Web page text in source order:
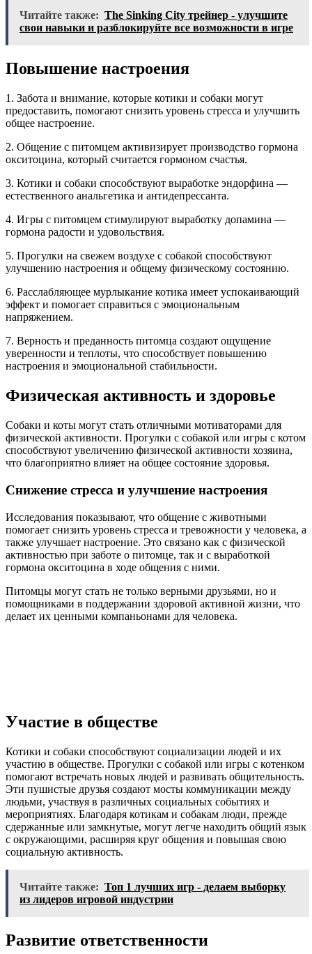
Читайте также: The Sinking City трейнер - улучшите
свои навыки и разблокируйте все возможности в игре
Повышение настроения
1. Забота и внимание, которые котики и собаки могут
предоставить, помогают снизить уровень стресса и улучшить
общее настроение.
2. Общение с питомцем активизирует производство гормона
окситоцина, который считается гормоном счастья.
3. Котики и собаки способствуют выработке эндорфина —
естественного анальгетика и антидепрессанта.
4. Игры с питомцем стимулируют выработку допамина —
гормона радости и удовольствия.
5. Прогулки на свежем воздухе с собакой способствуют
улучшению настроения и общему физическому состоянию.
6. Расслабляющее мурлыкание котика имеет успокаивающий
эффект и помогает справиться с эмоциональным
напряжением.
7. Верность и преданность питомца создают ощущение
уверенности и теплоты, что способствует повышению
настроения и эмоциональной стабильности.
Физическая активность и здоровье
Собаки и коты могут стать отличными мотиваторами для
физической активности. Прогулки с собакой или игры с котом
способствуют увеличению физической активности хозяина,
что благоприятно влияет на общее состояние здоровья.
Снижение стресса и улучшение настроения
Исследования показывают, что общение с животными
помогает снизить уровень стресса и тревожности у человека, а
также улучшает настроение. Это связано как с физической
активностью при заботе о питомце, так и с выработкой
гормона окситоцина в ходе общения с ними.
Питомцы могут стать не только верными друзьями, но и
помощниками в поддержании здоровой активной жизни, что
делает их ценными компаньонами для человека.
Участие в обществе
Котики и собаки способствуют социализации людей и их
участию в обществе. Прогулки с собакой или игры с котенком
помогают встречать новых людей и развивать общительность.
Эти пушистые друзья создают мосты коммуникации между
людьми, участвуя в различных социальных событиях и
мероприятиях. Благодаря котикам и собакам люди, прежде
сдержанные или замкнутые, могут легче находить общий язык
с окружающими, расширяя круг общения и повышая свою
социальную активность.
Читайте также: Топ 1 лучших игр - делаем выборку
из лидеров игровой индустрии
Развитие ответственности